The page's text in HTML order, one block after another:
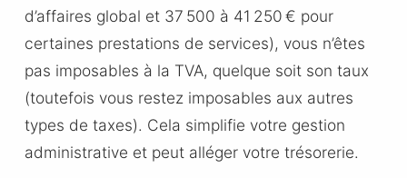
d’affaires global et 37 500 à 41 250 € pour
certaines prestations de services), vous n’êtes
pas imposables à la TVA, quelque soit son taux
(toutefois vous restez imposables aux autres
types de taxes). Cela simplifie votre gestion
administrative et peut alléger votre trésorerie.